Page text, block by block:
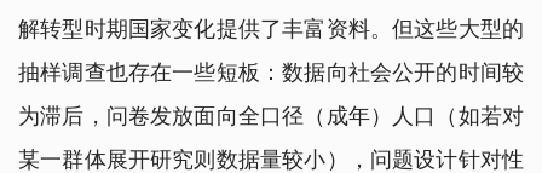
解转型时期国家变化提供了丰富资料。但这些大型的
抽样调查也存在一些短板：数据向社会公开的时间较
为滞后，问卷发放面向全口径（成年）人口（如若对
某一群体展开研究则数据量较小），问题设计针对性